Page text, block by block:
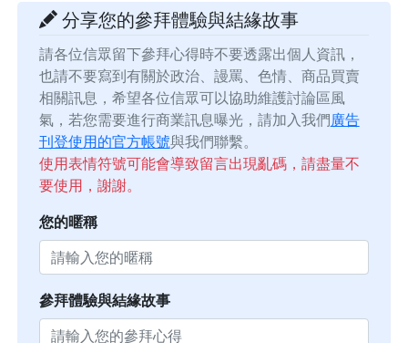
分享您的參拜體驗與結緣故事
請各位信眾留下參拜心得時不要透露出個人資訊，
也請不要寫到有關於政治、謾罵、色情、商品買賣
相關訊息，希望各位信眾可以協助維護討論區風
氣，若您需要進行商業訊息曝光，請加入我們廣告
刊登使用的官方帳號與我們聯繫。
使用表情符號可能會導致留言出現亂碼，請盡量不
要使用，謝謝。
您的暱稱
參拜體驗與結緣故事